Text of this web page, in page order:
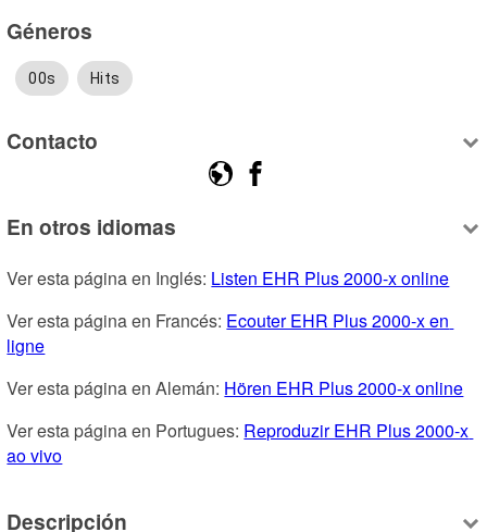
Géneros
00s Hits
Contacto
En otros idiomas
Ver esta página en Inglés: Listen EHR Plus 2000-x online
Ver esta página en Francés: Ecouter EHR Plus 2000-x en
ligne
Ver esta página en Alemán: Hören EHR Plus 2000-x online
Ver esta página en Portugues: Reproduzir EHR Plus 2000-x
ao vivo
Descripción